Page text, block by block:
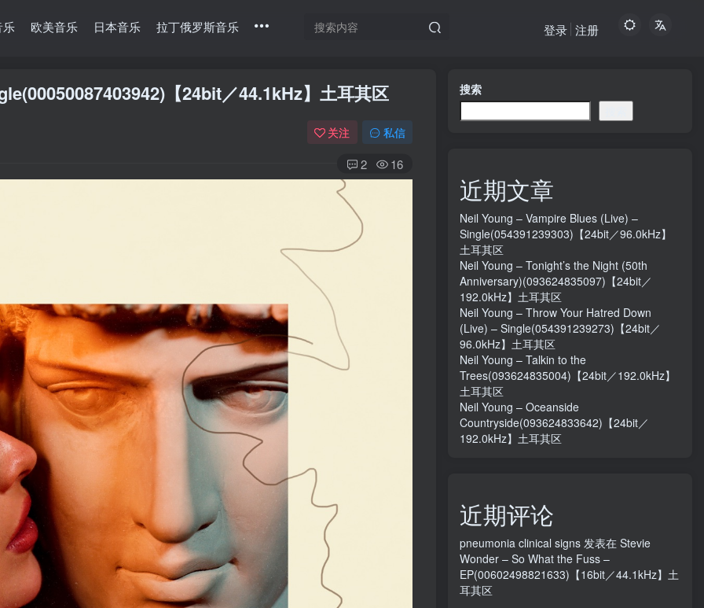
乐 欧美音乐 日本音乐 拉丁俄罗斯音乐 登录 注册
【24bit／44.1kHz】土耳其区
关注 私信
2 16
搜索
近期文章
Neil Young – Vampire Blues (Live) –
Single(054391239303)【24bit／96.0kHz】
土耳其区
Neil Young – Tonight’s the Night (50th
Anniversary)(093624835097)【24bit／
192.0kHz】土耳其区
Neil Young – Throw Your Hatred Down
(Live) – Single(054391239273)【24bit／
96.0kHz】土耳其区
Neil Young – Talkin to the
Trees(093624835004)【24bit／192.0kHz】
土耳其区
Neil Young – Oceanside
Countryside(093624833642)【24bit／
192.0kHz】土耳其区
近期评论
pneumonia clinical signs 发表在 Stevie
Wonder – So What the Fuss –
EP(00602498821633)【16bit／44.1kHz】土
耳其区